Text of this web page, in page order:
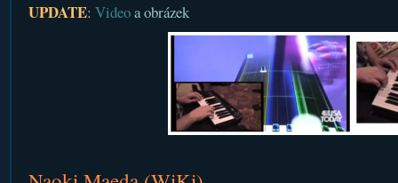
UPDATE: Videoa obrázek